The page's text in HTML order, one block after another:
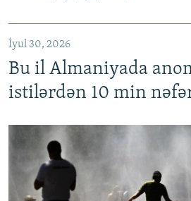
İyul 30, 2026
Bu il Almaniyada
istilərdən 10 min